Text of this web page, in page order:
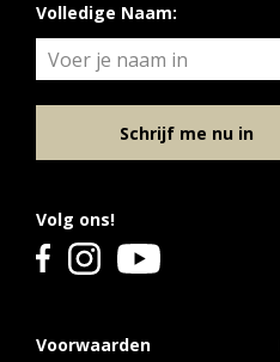
Voorwaarden
Volg ons!
Volledige Naam:
Schrijf me nu in